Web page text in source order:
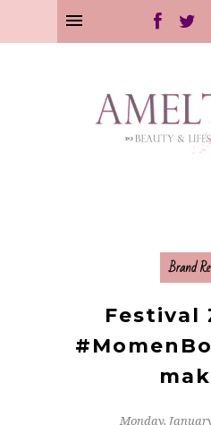
Brand
Festival
Monday,